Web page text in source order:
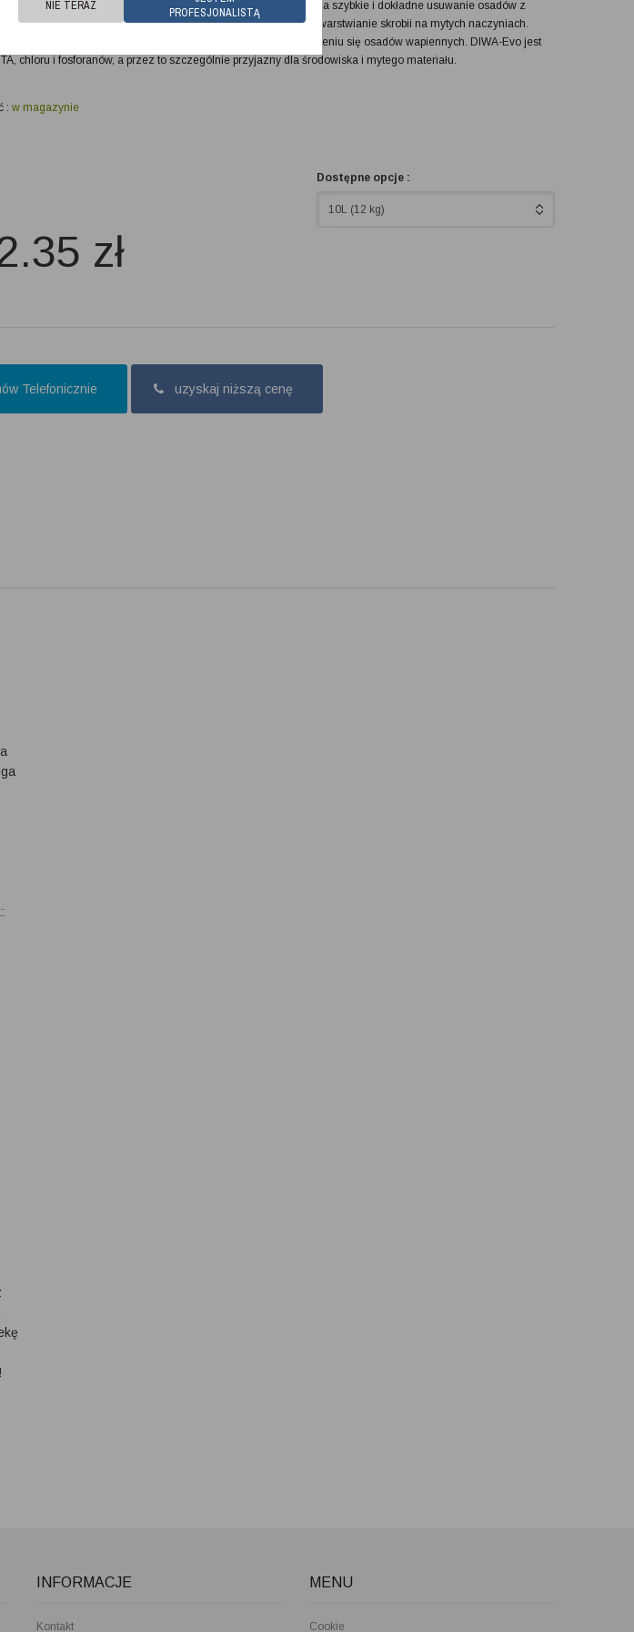
zmywarkach jedno -i wielokomorowych. DIWA-Evo zapewnia szybkie i dokładne usuwanie osadów z
oraz uporczywch resztek jedzenia. Redukuje długotrwale nawarstwianie skrobii na mytych naczyniach.
wysokoskuteczny przy każdej twardości wody i zapobiega tworzeniu się osadów wapiennych. DIWA-Evo jest
chloru i fosforanów, a przez to szczególnie przyjazny dla środowiska i mytego materiału.
: w magazynie
Dostępne opcje :
10L (12 kg)
zł
Telefonicznie uzyskaj niższą cenę
INFORMACJE
Kontakt
MENU
Cookie
PROFESJONALISTĄ
NIE TERAZ